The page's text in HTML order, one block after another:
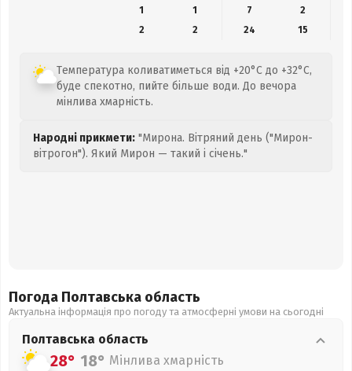
1
1 7
2
2
2 24 15
Температура коливатиметься від +20°C до +32°C,
буде спекотно, пийте більше води. До вечора
мінлива хмарність.
Народні прикмети: "Мирона. Вітряний день ("Мирон-
вітрогон"). Який Мирон — такий і січень."
Погода Полтавська область
Актуальна інформація про погоду та атмосферні умови на сьогодні
Полтавська область
28° 18° Мінлива хмарність